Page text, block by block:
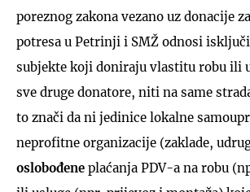
poreznog zakona vezano uz donacije
potresa u Petrinji i SMŽ odnosi
subjekte koji doniraju vlastitu robu ili
sve druge donatore, niti na same
to znači da ni jedinice lokalne
neprofitne organizacije (zaklade,
oslobođene plaćanja PDV-a na robu